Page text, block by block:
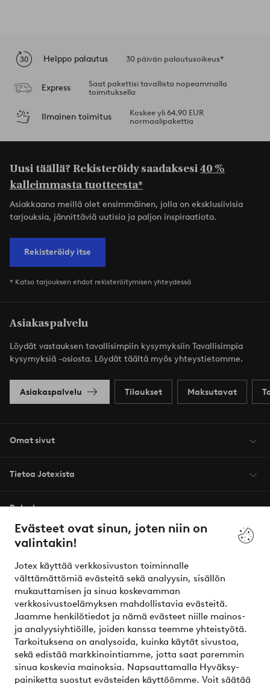
Evästeet ovat sinun, joten niin on
valintakin!
Jotex käyttää verkkosivuston toiminnalle
välttämättömiä evästeitä sekä analyysin, sisällön
mukauttamisen ja sinua koskevamman
verkkosivustoelämyksen mahdollistavia evästeitä.
Jaamme henkilötiedot ja nämä evästeet niille mainos-
ja analyysiyhtiöille, joiden kanssa teemme yhteistyötä.
Tarkoituksena on analysoida, kuinka käytät sivustoa,
sekä edistää markkinointiamme, jotta saat paremmin
sinua koskevia mainoksia. Napsauttamalla Hyväksy-
painiketta suostut evästeiden käyttöömme. Voit säätää
Helppo palautus 30 päivän palautusoikeus*
Express
Saat pakettisi tavallista nopeammalla
toimituksella
Ilmainen toimitus
Koskee yli 64,90 EUR
normaalipakettia
Uusi täällä? Rekisteröidy saadaksesi40 %
kalleimmasta tuotteesta*
Asiakkaana meillä olet ensimmäinen, jolla on eksklusiivisia
tarjouksia, jännittäviä uutisia ja paljon inspiraatiota.
Rekisteröidy itse
* Katso tarjouksen ehdot rekisteröitymisen yhteydessä
Asiakaspalvelu
Löydät vastauksen tavallisimpiin kysymyksiin Tavallisimpia
kysymyksiä -osiosta. Löydät täältä myös yhteystietomme.
Asiakaspalvelu Tilaukset Maksutavat
Omat sivut
Tietoa Jotexista
Palvelumme
Ehdot
Ystävät
Turvalliset maksut – maksa nyt tai erissä
Haluatko tietää lisää maksuvaihtoehdoistamme?
elpy